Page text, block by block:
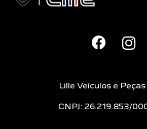
Lille Veículos e
CNPJ: 26.219.853/